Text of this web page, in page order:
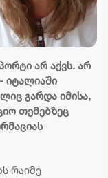
არ აქვს. არ
იტალიაში
გარდა იმისა,
თემებზეც
რაიმე